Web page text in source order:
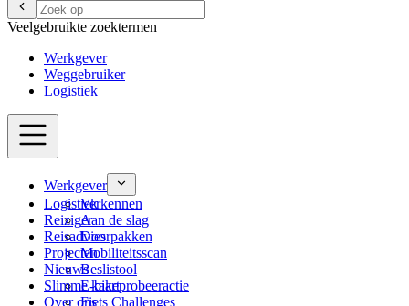
Veelgebruikte zoektermen
Werkgever
Weggebruiker
Logistiek
Werkgever
Verkennen
Aan de slag
Doorpakken
Mobiliteitsscan
Beslistool
E-bikeprobeeractie
Fiets Challenges
Logistiek
Reiziger
Reisadvies
Projecten
Nieuws
Slimme kaart
Over ons